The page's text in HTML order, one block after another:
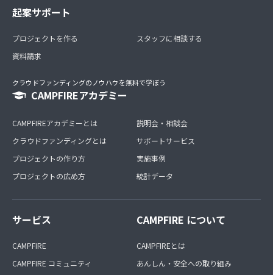
起案サポート
プロジェクトを作る
資料請求
スタッフに相談する
クラウドファンディングのノウハウを無料で学ぼう
CAMPFIREアカデミー
CAMPFIREアカデミーとは
クラウドファンディングとは
プロジェクトの作り方
プロジェクトの広め方
説明会・相談会
サポートサービス
実施事例
統計データ
サービス
CAMPFIRE
CAMPFIRE コミュニティ
CAMPFIRE について
CAMPFIREとは
あんしん・安全への取り組み